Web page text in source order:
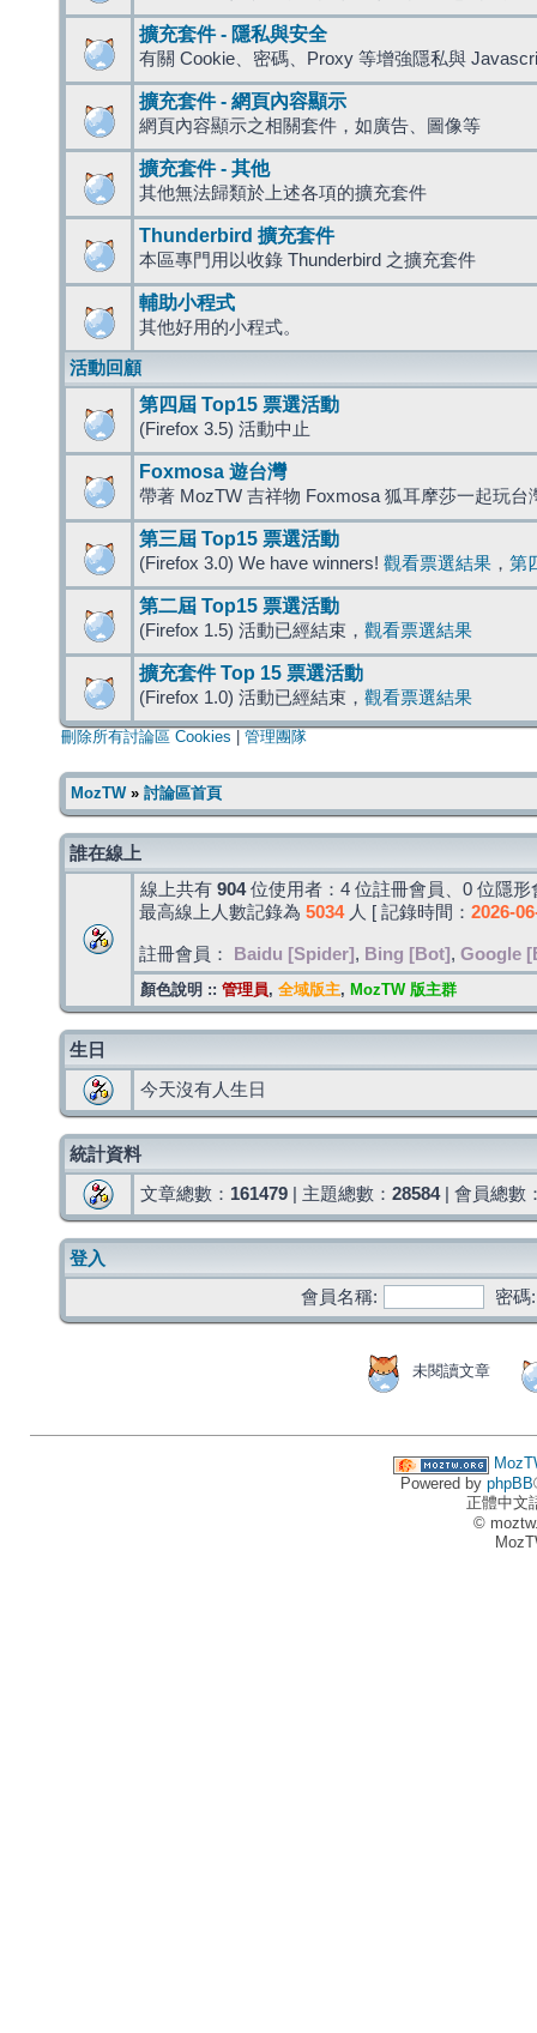
擴充套件 - 隱私與安全
有關 Cookie、密碼、Proxy 等增強隱私與
擴充套件 - 網頁內容顯示
網頁內容顯示之相關套件，如廣告、圖像等
擴充套件 - 其他
其他無法歸類於上述各項的擴充套件
Thunderbird 擴充套件
本區專門用以收錄 Thunderbird 之擴充套件
輔助小程式
其他好用的小程式。
活動回顧
第四屆 Top15 票選活動
(Firefox 3.5) 活動中止
Foxmosa 遊台灣
帶著 MozTW 吉祥物 Foxmosa 狐耳摩莎一起玩台
第三屆 Top15 票選活動
(Firefox 3.0) We have winners! 觀看票選結果 ， 第
第二屆 Top15 票選活動
(Firefox 1.5) 活動已經結束， 觀看票選結果
擴充套件 Top 15 票選活動
(Firefox 1.0) 活動已經結束， 觀看票選結果
刪除所有討論區 Cookies 管理團隊
MozTW» 討論區首頁
誰在線上
線上共有 904位使用者：4 位註冊會員、0 位隱
最高線上人數記錄為 5034人 [ 記錄時間： 2026-
註冊會員： Baidu [Spider] , Bing [Bot] , Google
顏色說明 :: 管理員, 全域版主, MozTW 版主群
生日
今天沒有人生日
統計資料
文章總數： 161479 | 主題總數： 28584| 會員總數
登入
會員名稱:
密碼:
未閱讀文章
Powered by phpBB
正體中文
©